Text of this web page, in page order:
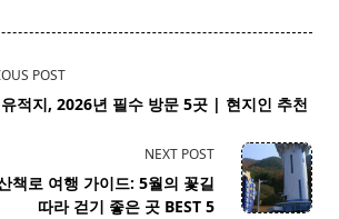
POST
적지, 2026년 필수 방문 5곳 | 현지인 추천
NEXT POST
책로 여행 가이드: 5월의 꽃길
따라 걷기 좋은 곳 BEST 5